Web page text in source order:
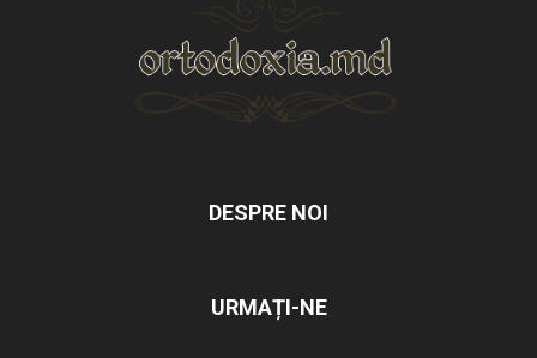
DESPRE NOI
URMAȚI-NE